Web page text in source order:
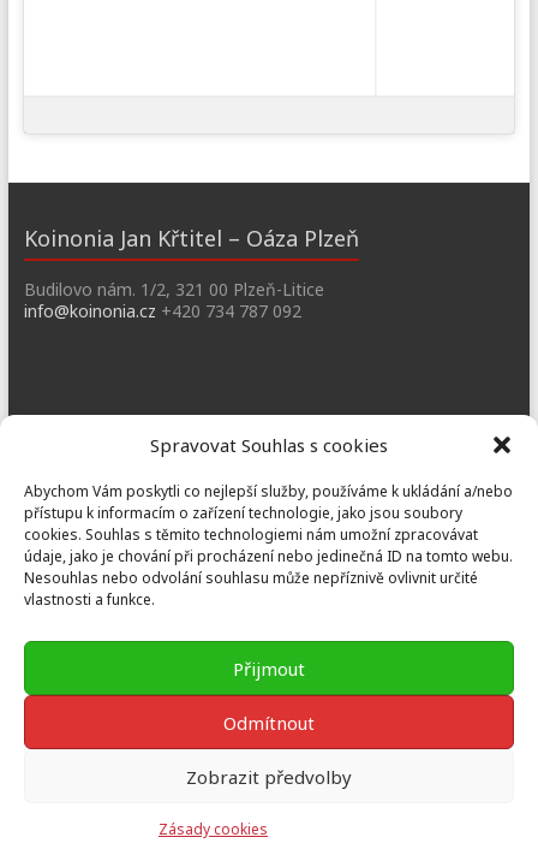
Spravovat Souhlas s cookies
Abychom Vám poskytli co nejlepší služby, používáme k ukládání a/nebo
přístupu k informacím o zařízení technologie, jako jsou soubory
cookies. Souhlas s těmito technologiemi nám umožní zpracovávat
údaje, jako je chování při procházení nebo jedinečná ID na tomto webu.
Nesouhlas nebo odvolání souhlasu může nepříznivě ovlivnit určité
vlastnosti a funkce.
Přijmout
Odmítnout
Zobrazit předvolby
Zásady cookies
Koinonia Jan Křtitel – Oáza Plzeň
Budilovo nám. 1/2, 321 00 Plzeň-Litice
info@koinonia.cz +420 734 787 092
dobrany@koinonia.cz+420 733 741 190
Prusiny
Nebílovy 36, Nebílovy 332 04
prusiny@koinonia.cz
+420 605 232 788
by:WordPress